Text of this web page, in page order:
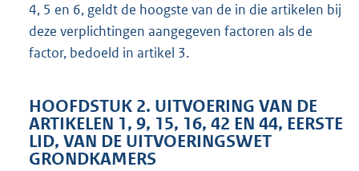
4, 5 en 6, geldt de hoogste van de in die artikelen bij
deze verplichtingen aangegeven factoren als de
factor, bedoeld in artikel 3.
HOOFDSTUK 2. UITVOERING VAN DE
ARTIKELEN 1, 9, 15, 16, 42 EN 44, EERSTE
LID, VAN DE UITVOERINGSWET
GRONDKAMERS